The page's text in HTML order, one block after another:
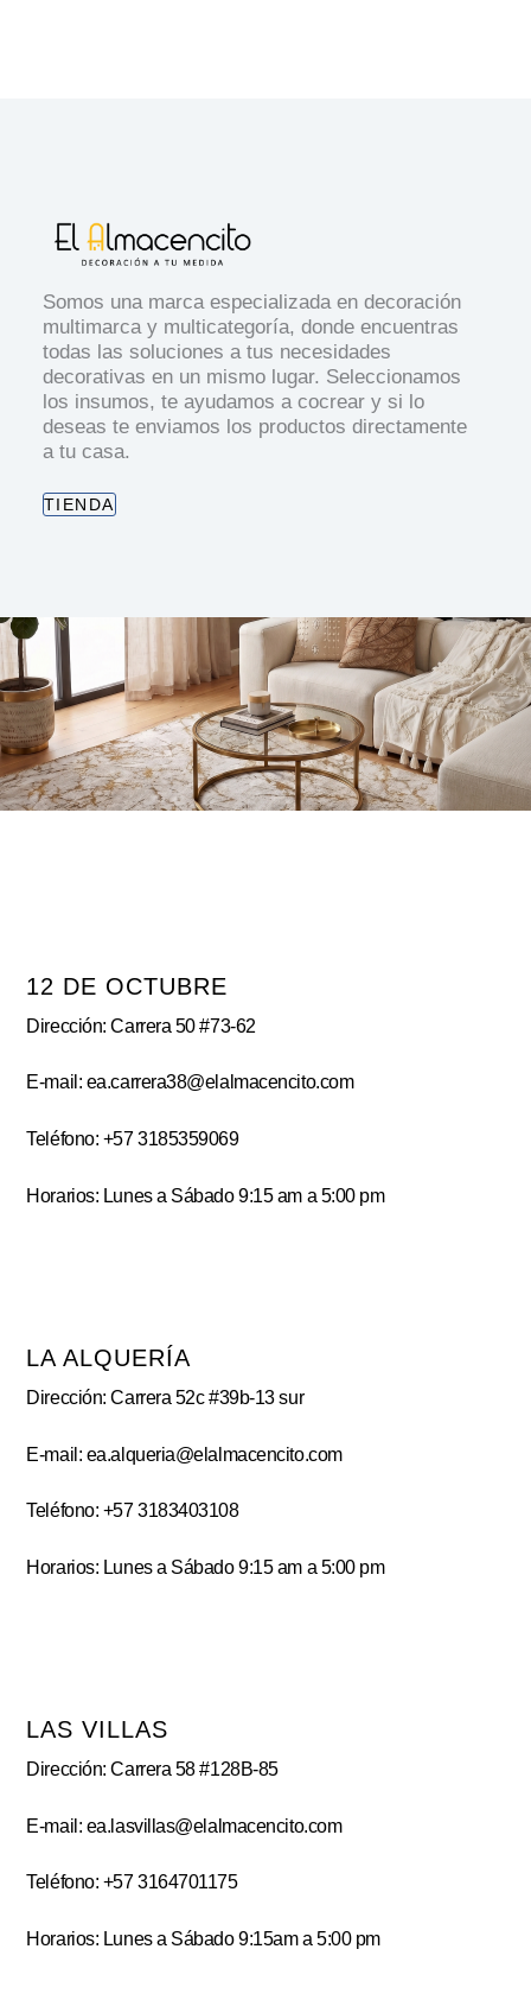
Somos una marca especializada en decoración
multimarca y multicategoría, donde encuentras
todas las soluciones a tus necesidades
decorativas en un mismo lugar. Seleccionamos
los insumos, te ayudamos a cocrear y si lo
deseas te enviamos los productos directamente
a tu casa.
TIENDA
12 DE OCTUBRE
Dirección: Carrera 50 #73-62
E-mail: ea.carrera38@elalmacencito.com
Teléfono: +57 3185359069
Horarios: Lunes a Sábado 9:15 am a 5:00 pm
LA ALQUERÍA
Dirección: Carrera 52c #39b-13 sur
E-mail: ea.alqueria@elalmacencito.com
Teléfono: +57 3183403108
Horarios: Lunes a Sábado 9:15 am a 5:00 pm
LAS VILLAS
Dirección: Carrera 58 #128B-85
E-mail: ea.lasvillas@elalmacencito.com
Teléfono: +57 3164701175
Horarios: Lunes a Sábado 9:15am a 5:00 pm